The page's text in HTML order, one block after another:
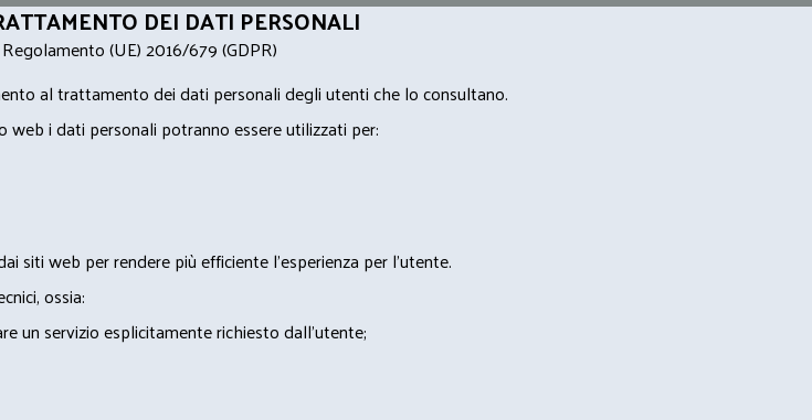
DEI DATI PERSONALI
(UE) 2016/679 (GDPR)
al trattamento dei dati personali degli utenti che lo consultano.
i dati personali potranno essere utilizzati per:
siti web per rendere più efficiente l'esperienza per l'utente.
ossia:
un servizio esplicitamente richiesto dall'utente;